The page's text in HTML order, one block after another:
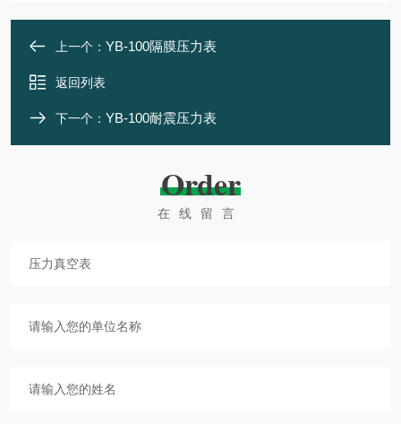
上一个： YB-100隔膜压力表
返回列表
下一个： YB-100耐震压力表
Order
在线留言